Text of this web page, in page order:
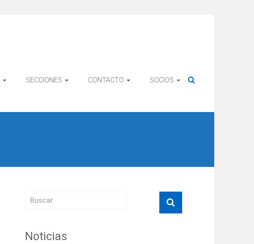
SECCIONES CONTACTO SOCIOS
Noticias